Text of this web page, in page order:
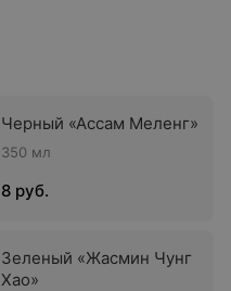
Черный «Ассам Меленг»
350 мл
8 руб.
Зеленый «Жасмин Чунг
Хао»